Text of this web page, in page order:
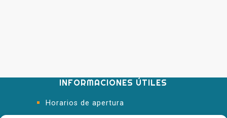
INFORMACIONES ÚTILES
Horarios de apertura